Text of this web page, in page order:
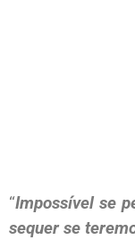
“Impossível se
sequer se